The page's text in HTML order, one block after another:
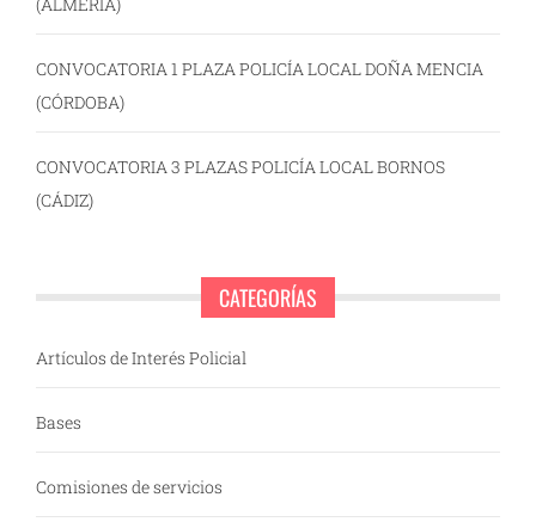
CONVOCATORIA 1 PLAZA POLICÍA LOCAL DOÑA MENCIA
(CÓRDOBA)
CONVOCATORIA 3 PLAZAS POLICÍA LOCAL BORNOS
(CÁDIZ)
CATEGORÍAS
Artículos de Interés Policial
Bases
Comisiones de servicios